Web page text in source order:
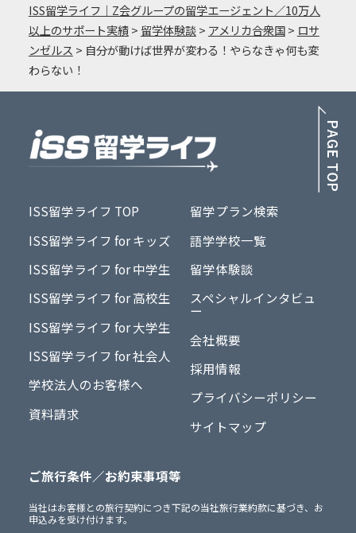
ISS留学ライフ｜Z会グループの留学エージェント／10万人
以上のサポート実績> 留学体験談> アメリカ合衆国> ロサ
ンゼルス > 自分が動けば世界が変わる！やらなきゃ何も変
わらない！
ISS留学ライフ TOP
ISS留学ライフ for キッズ
ISS留学ライフ for 中学生
ISS留学ライフ for 高校生
ISS留学ライフ for 大学生
ISS留学ライフ for 社会人
学校法人のお客様へ
資料請求
留学プラン検索
語学学校一覧
留学体験談
スペシャルインタビュ
ー
会社概要
採用情報
プライバシーポリシー
サイトマップ
ご旅行条件／お約束事項等
当社はお客様との旅行契約につき下記の当社旅行業約款に基づき、お
申込みを受け付けます。